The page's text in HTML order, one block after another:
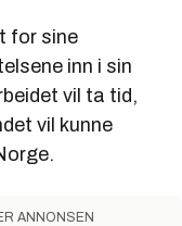
for sine
inn i sin
vil ta tid,
vil kunne
ANNONSEN